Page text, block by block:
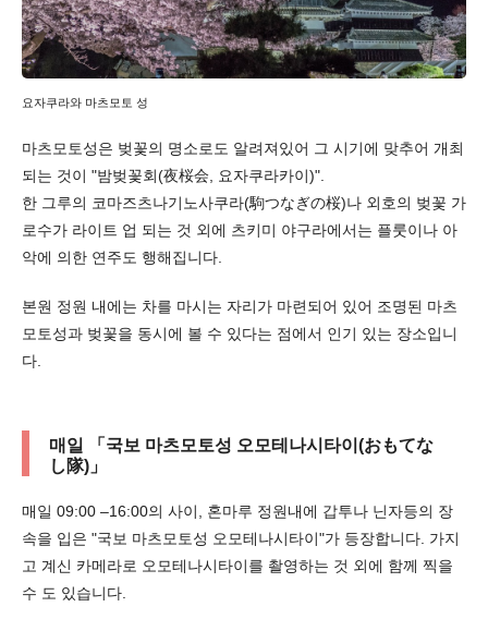
요자쿠라와 마츠모토 성
마츠모토성은 벚꽃의 명소로도 알려져있어 그 시기에 맞추어 개최
되는 것이 "밤벚꽃회(夜桜会, 요자쿠라카이)".
한 그루의 코마즈츠나기노사쿠라(駒つなぎの桜)나 외호의 벚꽃 가
로수가 라이트 업 되는 것 외에 츠키미 야구라에서는 플룻이나 아
악에 의한 연주도 행해집니다.
본원 정원 내에는 차를 마시는 자리가 마련되어 있어 조명된 마츠
모토성과 벚꽃을 동시에 볼 수 있다는 점에서 인기 있는 장소입니
다.
매일 「국보 마츠모토성 오모테나시타이(おもてな
し隊)」
매일 09:00 –16:00의 사이, 혼마루 정원내에 갑투나 닌자등의 장
속을 입은 "국보 마츠모토성 오모테나시타이"가 등장합니다. 가지
고 계신 카메라로 오모테나시타이를 촬영하는 것 외에 함께 찍을
수 도 있습니다.